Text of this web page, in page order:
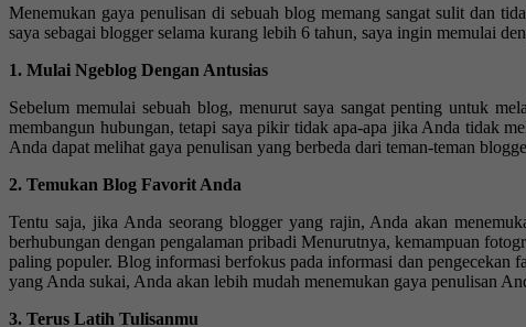
Menemukan gaya penulisan di sebuah blog memang sangat sulit dan
saya sebagai blogger selama kurang lebih 6 tahun, saya ingin memulai
1. Mulai Ngeblog Dengan Antusias
Sebelum memulai sebuah blog, menurut saya sangat penting untuk
membangun hubungan, tetapi saya pikir tidak apa-apa jika Anda tidak
Anda dapat melihat gaya penulisan yang berbeda dari teman-teman
2. Temukan Blog Favorit Anda
Tentu saja, jika Anda seorang blogger yang rajin, Anda akan
berhubungan dengan pengalaman pribadi Menurutnya, kemampuan
paling populer. Blog informasi berfokus pada informasi dan pengecekan
yang Anda sukai, Anda akan lebih mudah menemukan gaya penulisan
3. Terus Latih Tulisanmu